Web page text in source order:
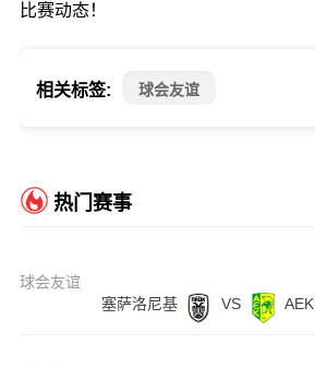
比赛动态！
相关标签: 球会友谊
热门赛事
球会友谊
塞萨洛尼基
VS